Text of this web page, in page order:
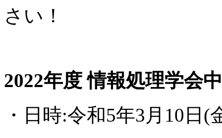
さい！
2022年度 情報処理学会
・日時:令和5年3月10日(